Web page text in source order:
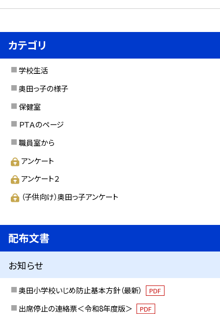
カテゴリ
学校生活
奥田っ子の様子
保健室
ＰＴＡのページ
職員室から
アンケート
アンケート２
（子供向け）奥田っ子アンケート
配布文書
お知らせ
奥田小学校いじめ防止基本方針（最新） PDF
出席停止の連絡票＜令和8年度版＞ PDF